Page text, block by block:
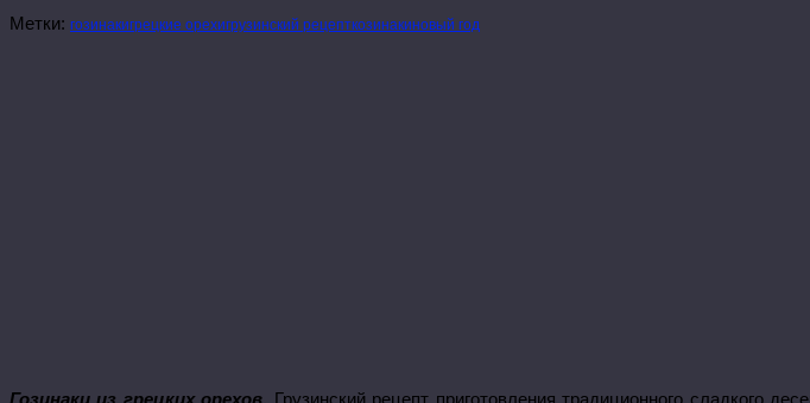
Метки: гозинакигрецкие орехигрузинский рецепткозинакиновый год
Гозинаки из грецких орехов. Грузинский рецепт приготовления традиционного сладкого